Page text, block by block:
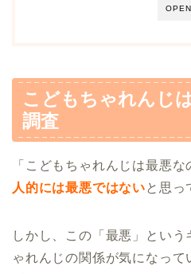
OPEN
こどもちゃれんじ
調査
「こどもちゃれんじは最悪
人的には最悪ではないと思っ
しかし、この「最悪」という
ゃれんじの関係が気になっ